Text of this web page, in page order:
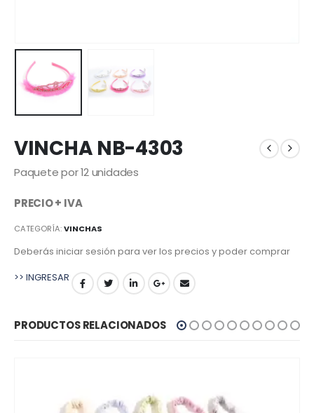
VINCHA NB-4303
Paquete por 12 unidades
PRECIO + IVA
CATEGORÍA:VINCHAS
Deberás iniciar sesión para ver los precios y poder comprar
>> INGRESAR
PRODUCTOS RELACIONADOS